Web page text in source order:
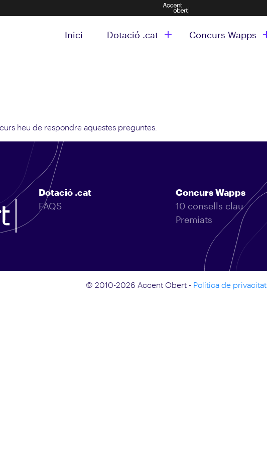
Inici Dotació .cat Concurs Wapps
heu de respondre aquestes preguntes.
Dotació .cat
FAQS
Concurs Wapps
10 consells clau
Premiats
© 2010-2026 Accent Obert - Política de privacitat